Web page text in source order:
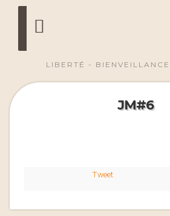
LIBERTÉ -
JM#6
Tweet